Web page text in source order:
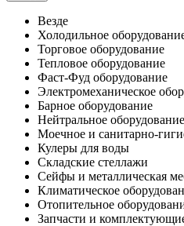
Везде
Холодильное
Торговое оборудование
Тепловое оборудование
Фаст-Фуд оборудование
Электромеханическое
Барное оборудование
Нейтральное оборудование
Моечное и санитарно-
Кулеры для воды
Складские стеллажи
Сейфы и металлическая
Климатическое
Отопительное
Запчасти и